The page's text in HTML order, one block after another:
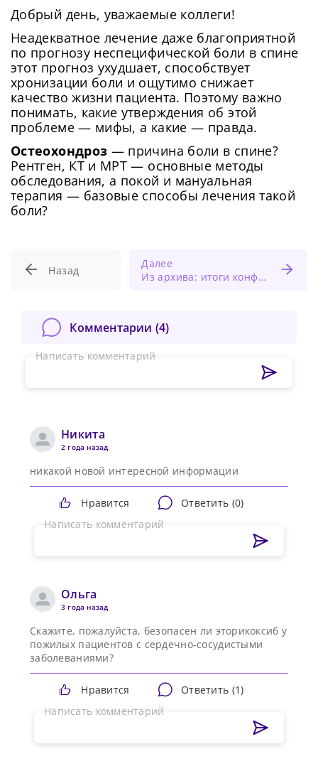
Добрый день, уважаемые коллеги!
Неадекватное лечение даже благоприятной
по прогнозу неспецифической боли в спине
этот прогноз ухудшает, способствует
хронизации боли и ощутимо снижает
качество жизни пациента. Поэтому важно
понимать, какие утверждения об этой
проблеме — мифы, а какие — правда.
Остеохондроз — причина боли в спине?
Рентген, КТ и МРТ — основные методы
обследования, а покой и мануальная
терапия — базовые способы лечения такой
боли?
Назад
Далее
Из архива: итоги конференции «Новогодний Медзнат: истории с анамнезом»
Комментарии (4)
Написать комментарий
Никита
2 года назад
никакой новой интересной информации
Нравится Ответить (0)
Написать комментарий
Ольга
3 года назад
Скажите, пожалуйста, безопасен ли эторикоксиб у
пожилых пациентов с сердечно-сосудистыми
заболеваниями?
Нравится Ответить (1)
Написать комментарий